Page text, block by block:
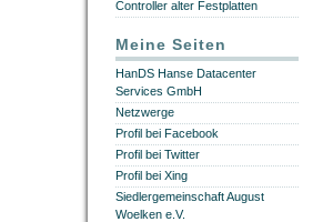
Controller alter Festplatten
Meine Seiten
HanDS Hanse Datacenter
Services GmbH
Netzwerge
Profil bei Facebook
Profil bei Twitter
Profil bei Xing
Siedlergemeinschaft August
Woelken e.V.